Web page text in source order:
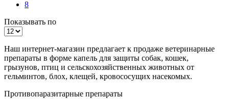
8
Показывать по
Наш интернет-магазин предлагает к продаже ветеринарные
препараты в форме капель для защиты собак, кошек,
грызунов, птиц и сельскохозяйственных животных от
гельминтов, блох, клещей, кровососущих насекомых.
Противопаразитарные препараты